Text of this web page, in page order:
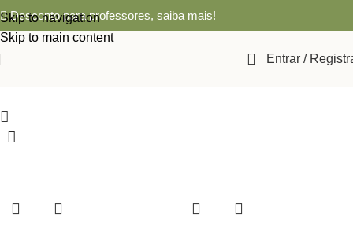
Skip to navigation
Skip to main content
Desconto para professores, saiba mais!
0 Entrar /